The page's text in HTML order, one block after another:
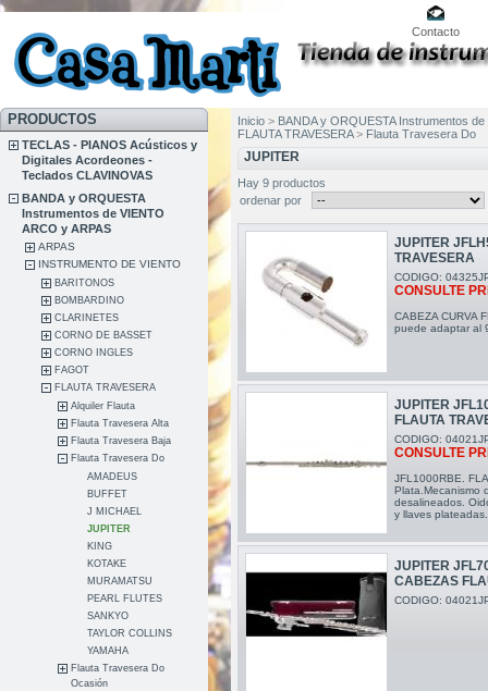
Contacto
PRODUCTOS
TECLAS - PIANOS Acústicos y
Digitales Acordeones -
Teclados CLAVINOVAS
BANDA y ORQUESTA
Instrumentos de VIENTO
ARCO y ARPAS
ARPAS
INSTRUMENTO DE VIENTO
BARITONOS
BOMBARDINO
CLARINETES
CORNO DE BASSET
CORNO INGLES
FAGOT
FLAUTA TRAVESERA
Alquiler Flauta
Flauta Travesera Alta
Flauta Travesera Baja
Flauta Travesera Do
AMADEUS
BUFFET
J MICHAEL
JUPITER
KING
KOTAKE
MURAMATSU
PEARL FLUTES
SANKYO
TAYLOR COLLINS
YAMAHA
Flauta Travesera Do
Ocasión
Inicio > BANDA y ORQUESTA Instrumentos
FLAUTA TRAVESERA > Flauta Travesera Do
JUPITER
Hay 9 productos
ordenar por
JUPITER
TRAVESERA
CODIGO:
CONSULTE
CABEZA CURVA
puede adaptar al
JUPITER
FLAUTA
CODIGO:
CONSULTE
JFL1000RBE.
Plata.Mecanismo
desalineados.
y llaves
JUPITER
CABEZAS
CODIGO: